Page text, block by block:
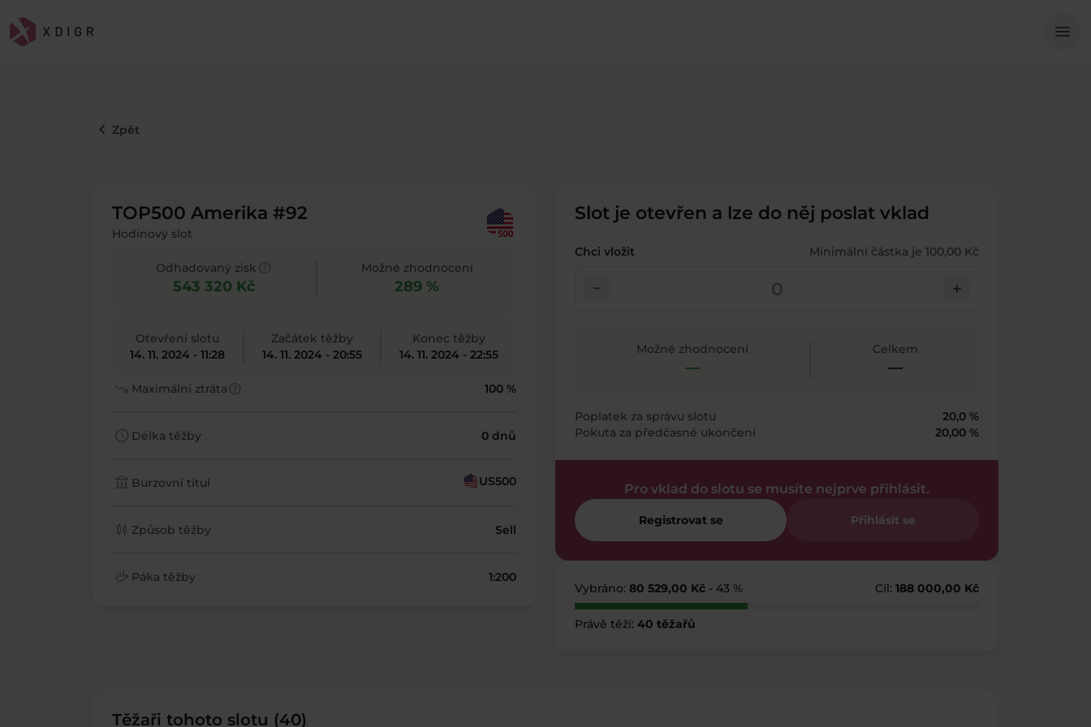
menu
keyboard_arrow_left Zpět
TOP500 Amerika #92
Hodinový slot
Odhadovaný zisk
543 320 Kč
Možné zhodnocení
289 %
Otevření slotu
14. 11. 2024 - 11:28
Začátek těžby
14. 11. 2024 - 20:55
Konec těžby
14. 11. 2024 - 22:55
trending_down Maximální ztrátahelp 100 %
schedule Délka těžby 0 dnů
account_balance Burzovní titul US500
candlestick_chart Způsob těžby Sell
finance_mode Páka těžby 1:200
Slot je otevřen a lze do něj poslat vklad
Chci vložit Minimální částka je 100,00 Kč
check_indeterminate_small add
Možné zhodnocení
—
Celkem
—
Poplatek za správu slotu
20,0 %
Pokuta za předčasné ukončení
20,00 %
Pro vklad do slotu se musíte nejprve přihlásit.
Registrovat se Přihlásit se
Vybráno: 80 529,00 Kč - 43 % Cíl: 188 000,00 Kč
Právě těží: 40 těžařů
Těžaři tohoto slotu (40)